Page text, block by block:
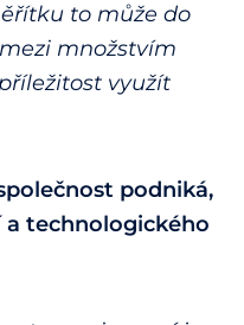
to může do
množstvím
využít
podniká,
a technologického